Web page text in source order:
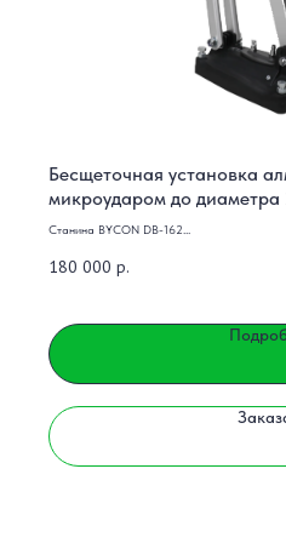
Бесщеточная установка
микроударом до
250DB
Станина BYCON DB-162
180 000 р.